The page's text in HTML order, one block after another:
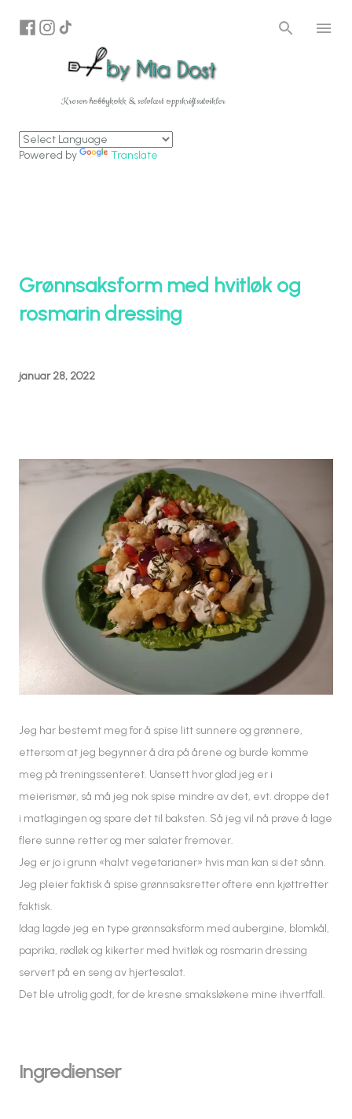
Kresen hobbykokk & selvlært oppskriftsutvikler
Powered by Translate
Grønnsaksform med hvitløk og
rosmarin dressing
januar 28, 2022
Jeg har bestemt meg for å spise litt sunnere og grønnere,
ettersom at jeg begynner å dra på årene og burde komme
meg på treningssenteret. Uansett hvor glad jeg er i
meierismør, så må jeg nok spise mindre av det, evt. droppe det
i matlagingen og spare det til baksten. Så jeg vil nå prøve å lage
flere sunne retter og mer salater fremover.
Jeg er jo i grunn «halvt vegetarianer» hvis man kan si det sånn.
Jeg pleier faktisk å spise grønnsaksretter oftere enn kjøttretter
faktisk.
Idag lagde jeg en type grønnsaksform med aubergine, blomkål,
paprika, rødløk og kikerter med hvitløk og rosmarin dressing
servert på en seng av hjertesalat.
Det ble utrolig godt, for de kresne smaksløkene mine ihvertfall.
Ingredienser